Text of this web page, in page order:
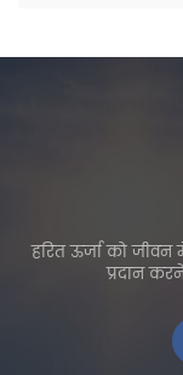
हरित ऊर्जा को
प्रदान